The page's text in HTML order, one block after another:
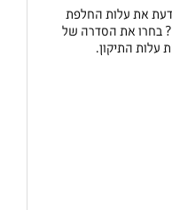
את עלות החלפת
בחרו את הסדרה של
עלות התיקון.